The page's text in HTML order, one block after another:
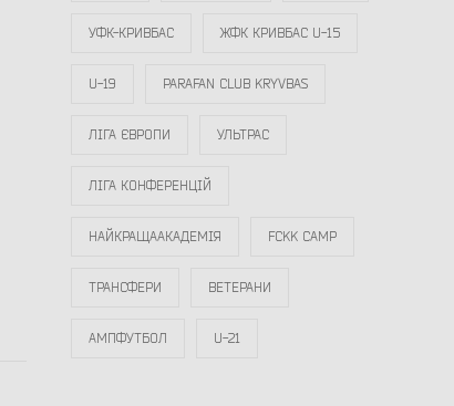
УФК-КРИВБАС ЖФК КРИВБАС U-15
U-19 PARAFAN CLUB KRYVBAS
ЛІГА ЄВРОПИ УЛЬТРАС
ЛІГА КОНФЕРЕНЦІЙ
НАЙКРАЩААКАДЕМІЯ FCKK CAMP
ТРАНСФЕРИ ВЕТЕРАНИ
АМПФУТБОЛ U-21